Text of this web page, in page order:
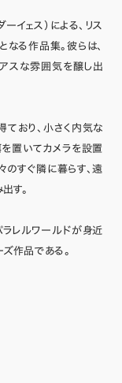
イェス）による、リス
る作品集。彼らは、
スな雰囲気を醸し出
ており、小さく内気な
置いてカメラを設置
のすぐ隣に暮らす、遠
す。
レルワールドが身近
作品である。